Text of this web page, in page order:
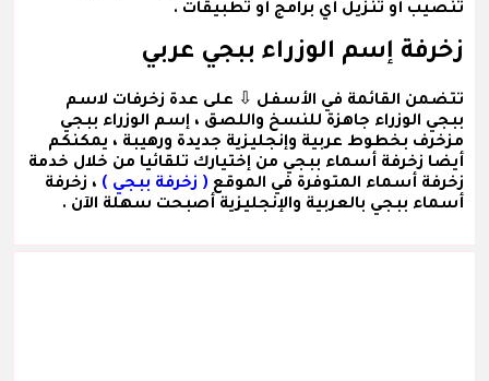
تنصيب أو تنزيل أي برامج أو تطبيقات .
زخرفة إسم الوزراء ببجي عربي
تتضمن القائمة في الأسفل ⇩ على عدة زخرفات لاسم
ببجي الوزراء جاهزة للنسخ واللصق ،إسم الوزراء ببجي
مزخرف بخطوط عربية وإنجليزية جديدة ورهيبة ، يمكنكم
أيضا زخرفة أسماء ببجي من إختيارك تلقائيا من خلال خدمة
زخرفة أسماء المتوفرة في الموقع ( زخرفة ببجي ) ، زخرفة
أسماء ببجي بالعربية والإنجليزية أصبحت سهلة الآن .